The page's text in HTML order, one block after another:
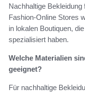
Nachhaltige
Fashion-Online Stores
in lokalen Boutiquen,
spezialisiert haben.
Welche Materialien
geeignet?
Für nachhaltige